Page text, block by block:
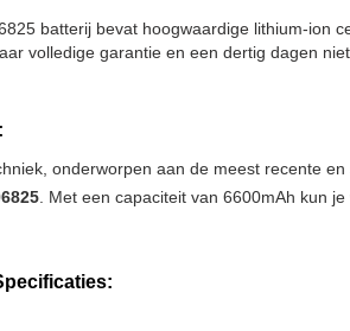
batterij bevat hoogwaardige lithium-ion
volledige garantie en een dertig dagen
onderworpen aan de meest recente en
. Met een capaciteit van 6600mAh kun je